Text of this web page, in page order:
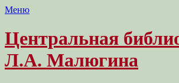
Меню
Центральная
Л.А. Малюгина